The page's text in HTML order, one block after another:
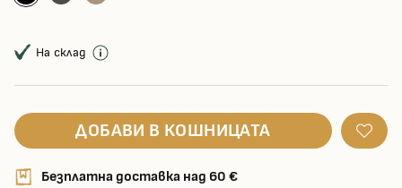
На склад
ДОБАВИ В КОШНИЦАТА
Безплатна доставка над 60 €